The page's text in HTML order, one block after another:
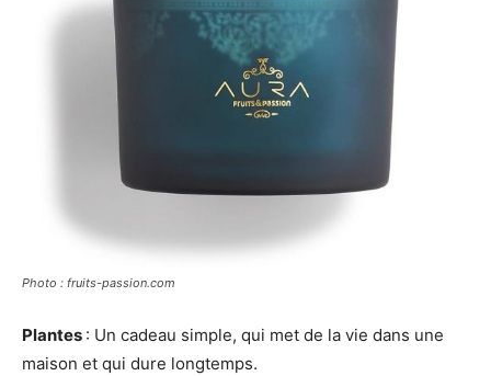
Photo : fruits-passion.com
Plantes : Un cadeau simple, qui met de la vie dans une
maison et qui dure longtemps.